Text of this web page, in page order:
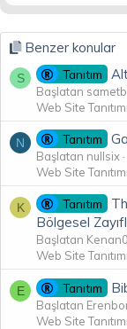
Benzer konular
S Tanıtım
Başlatan
Web Site Tanıtımı
N Tanıtım
Başlatan nullsix
Web Site Tanıtımı
K Tanıtım
Bölgesel
Başlatan
Web Site Tanıtımı
E Tanıtım
Başlatan
Web Site Tanıtımı